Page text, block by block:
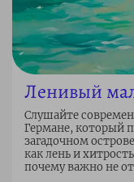
Ленивый
Слушайте
Германе, который
загадочном
как лень и
почему важно не